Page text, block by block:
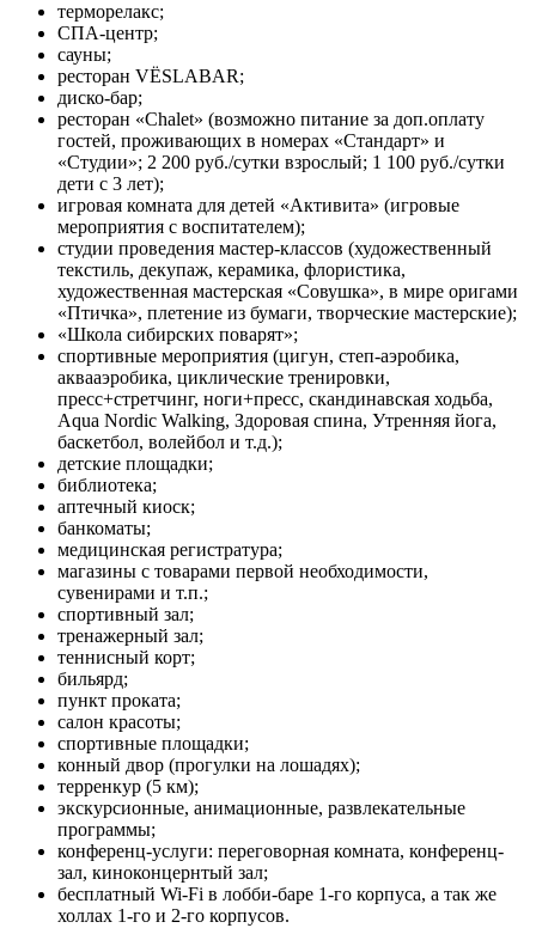
терморелакс;
СПА-центр;
сауны;
ресторан VЁSLABAR;
диско-бар;
ресторан «Chalet» (возможно питание за доп.оплату
гостей, проживающих в номерах «Стандарт» и
«Студии»; 2 200 руб./сутки взрослый; 1 100 руб./сутки
дети с 3 лет);
игровая комната для детей «Активита» (игровые
мероприятия с воспитателем);
студии проведения мастер-классов (художественный
текстиль, декупаж, керамика, флористика,
художественная мастерская «Совушка», в мире оригами
«Птичка», плетение из бумаги, творческие мастерские);
«Школа сибирских поварят»;
спортивные мероприятия (цигун, степ-аэробика,
аквааэробика, циклические тренировки,
пресс+стретчинг, ноги+пресс, скандинавская ходьба,
Aqua Nordic Walking, Здоровая спина, Утренняя йога,
баскетбол, волейбол и т.д.);
детские площадки;
библиотека;
аптечный киоск;
банкоматы;
медицинская регистратура;
магазины с товарами первой необходимости,
сувенирами и т.п.;
спортивный зал;
тренажерный зал;
теннисный корт;
бильярд;
пункт проката;
салон красоты;
спортивные площадки;
конный двор (прогулки на лошадях);
терренкур (5 км);
экскурсионные, анимационные, развлекательные
программы;
конференц-услуги: переговорная комната, конференц-
зал, киноконцернтый зал;
бесплатный Wi-Fi в лобби-баре 1-го корпуса, а так же
холлах 1-го и 2-го корпусов.